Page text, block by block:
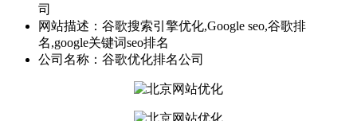
司
网站描述： 谷歌搜索引擎优化,Google seo,谷歌排
名,google关键词seo排名
公司名称： 谷歌优化排名公司​